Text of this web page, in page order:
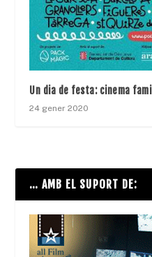
Un dia de festa: cinema
24 gener 2020
… AMB EL SUPORT DE: